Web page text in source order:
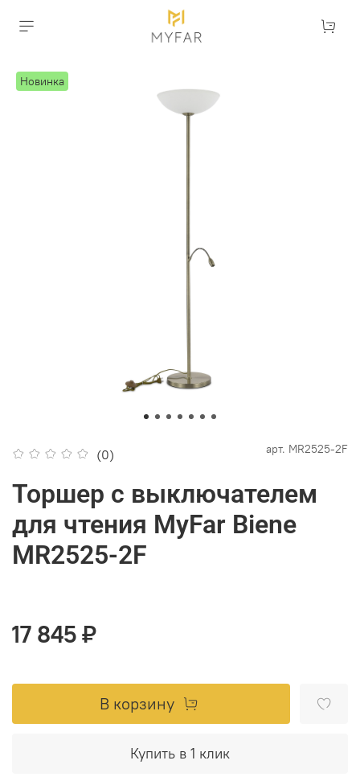
Новинка
(0) арт. MR2525-2F
Торшер с выключателем
для чтения MyFar Biene
MR2525-2F
17 845 ₽
В корзину
Купить в 1 клик